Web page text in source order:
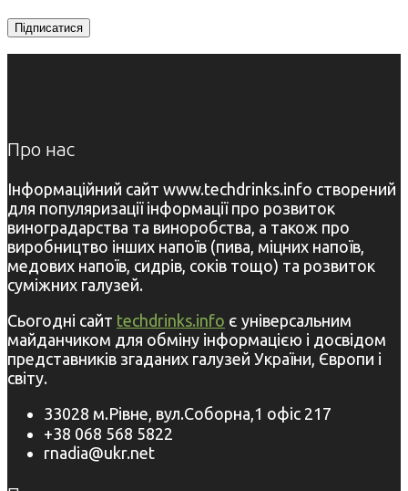
Про нас
Інформаційний сайт www.techdrinks.info створений
для популяризації інформації про розвиток
виноградарства та виноробства, а також про
виробництво інших напоїв (пива, міцних напоїв,
медових напоїв, сидрів, соків тощо) та розвиток
суміжних галузей.
Сьогодні сайт techdrinks.info є універсальним
майданчиком для обміну інформацією і досвідом
представників згаданих галузей України, Європи і
світу.
33028 м.Рівне, вул.Соборна,1 офіс 217
+38 068 568 5822
rnadia@ukr.net